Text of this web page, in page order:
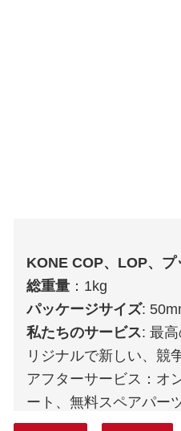
KONE COP、LOP、プ
総重量 ：1kg
パッケージサイズ:
私たちのサービス: 最
リジナルで新しい、競
アフターサービス：オ
ート、無料スペアパー
保証: 1年